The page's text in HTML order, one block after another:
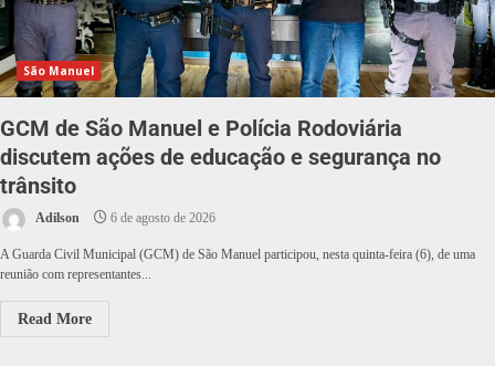
São Manuel
GCM de São Manuel e Polícia Rodoviária
discutem ações de educação e segurança no
trânsito
Adilson 6 de agosto de 2026
A Guarda Civil Municipal (GCM) de São Manuel participou, nesta quinta-feira (6), de uma
reunião com representantes...
Read More